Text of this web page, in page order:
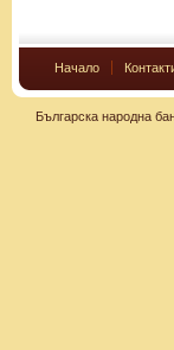
Начало
Българска народна